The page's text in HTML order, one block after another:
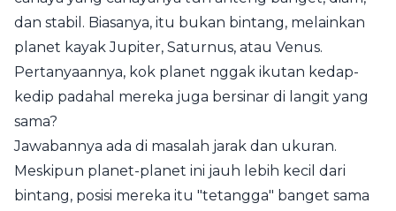
dan stabil. Biasanya, itu bukan bintang, melainkan
planet kayak Jupiter, Saturnus, atau Venus.
Pertanyaannya, kok planet nggak ikutan kedap-
kedip padahal mereka juga bersinar di langit yang
sama?
Jawabannya ada di masalah jarak dan ukuran.
Meskipun planet-planet ini jauh lebih kecil dari
bintang, posisi mereka itu "tetangga" banget sama